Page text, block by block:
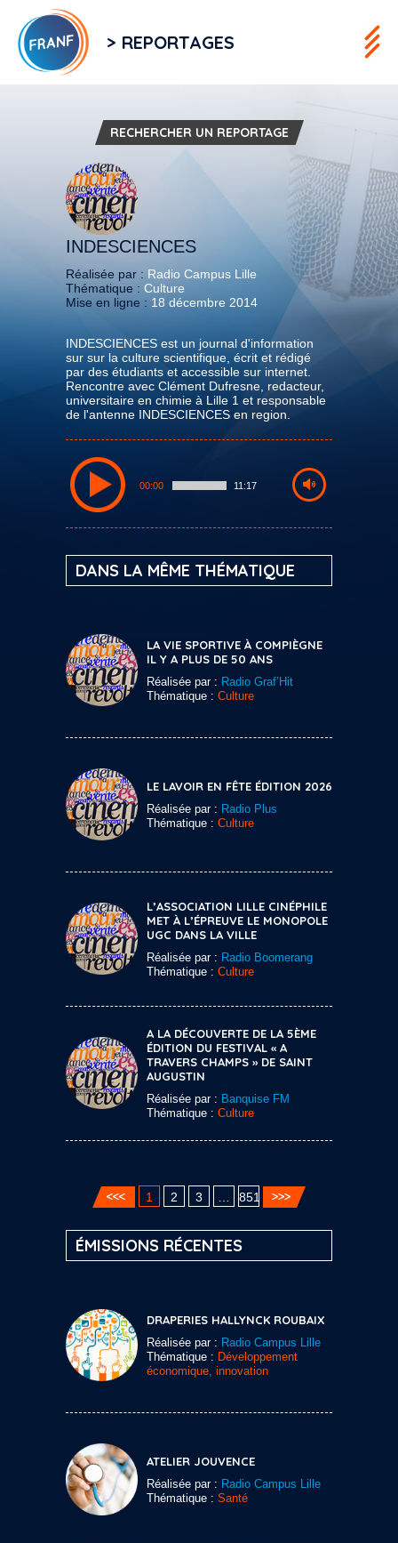
> REPORTAGES
RECHERCHER UN REPORTAGE
INDESCIENCES
Réalisée par : Radio Campus Lille
Thématique : Culture
Mise en ligne : 18 décembre 2014
INDESCIENCES est un journal d'information
sur sur la culture scientifique, écrit et rédigé
par des étudiants et accessible sur internet.
Rencontre avec Clément Dufresne, redacteur,
universitaire en chimie à Lille 1 et responsable
de l'antenne INDESCIENCES en region.
00:00 11:17
DANS LA MÊME THÉMATIQUE
LA VIE SPORTIVE À COMPIÈGNE
IL Y A PLUS DE 50 ANS
Réalisée par : Radio Graf’Hit
Thématique : Culture
LE LAVOIR EN FÊTE ÉDITION 2026
Réalisée par : Radio Plus
Thématique : Culture
L’ASSOCIATION LILLE CINÉPHILE
MET À L’ÉPREUVE LE MONOPOLE
UGC DANS LA VILLE
Réalisée par : Radio Boomerang
Thématique : Culture
A LA DÉCOUVERTE DE LA 5ÈME
ÉDITION DU FESTIVAL « A
TRAVERS CHAMPS » DE SAINT
AUGUSTIN
Réalisée par : Banquise FM
Thématique : Culture
1 2 3 851
ÉMISSIONS RÉCENTES
DRAPERIES HALLYNCK ROUBAIX
Réalisée par : Radio Campus Lille
Thématique : Développement
économique, innovation
ATELIER JOUVENCE
Réalisée par : Radio Campus Lille
Thématique : Santé